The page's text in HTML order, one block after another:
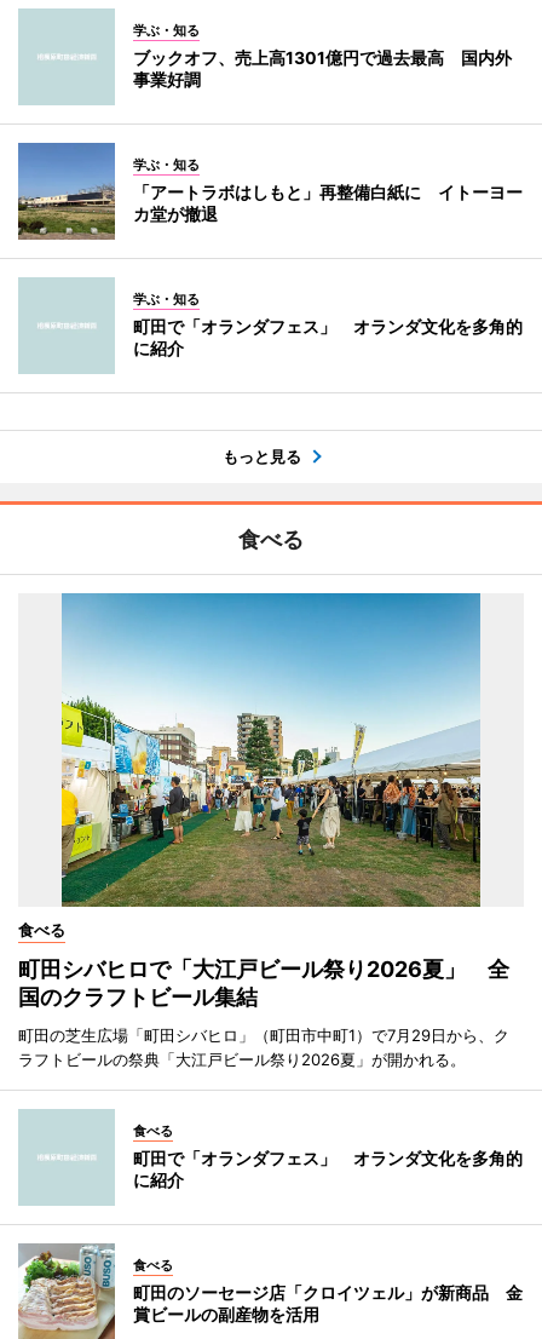
学ぶ・知る
ブックオフ、売上高1301億円で過去最高 国内外
事業好調
学ぶ・知る
「アートラボはしもと」再整備白紙に イトーヨー
カ堂が撤退
学ぶ・知る
町田で「オランダフェス」 オランダ文化を多角的
に紹介
もっと見る
食べる
食べる
町田シバヒロで「大江戸ビール祭り2026夏」 全
国のクラフトビール集結
町田の芝生広場「町田シバヒロ」（町田市中町1）で7月29日から、ク
ラフトビールの祭典「大江戸ビール祭り2026夏」が開かれる。
食べる
町田で「オランダフェス」 オランダ文化を多角的
に紹介
食べる
町田のソーセージ店「クロイツェル」が新商品 金
賞ビールの副産物を活用